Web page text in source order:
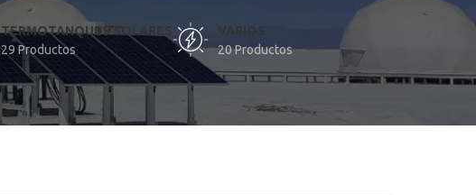
TERMOTANQUES SOLARES
29 Productos
VARIOS
20 Productos